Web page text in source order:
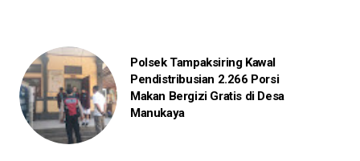
Polsek Tampaksiring Kawal
Pendistribusian 2.266 Porsi
Makan Bergizi Gratis di Desa
Manukaya